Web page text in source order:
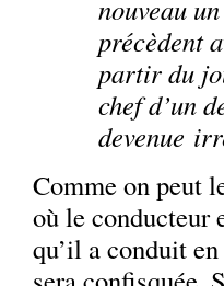
nouveau
précèdent
partir du
chef d’un
devenue
Comme on peut
où le conducteur
qu’il a conduit